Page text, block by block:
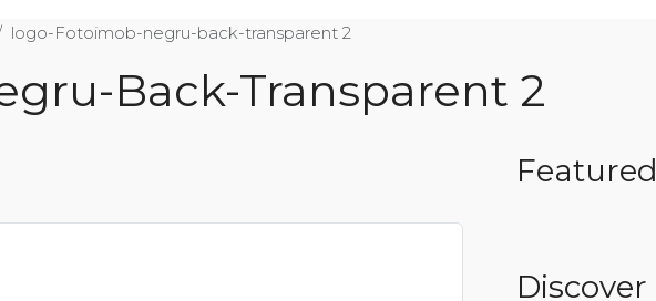
logo-Fotoimob-negru-back-transparent 2
Back-Transparent 2
Featured
Discover